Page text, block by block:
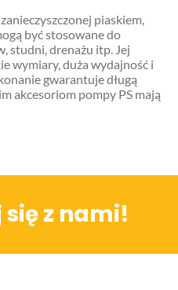
piaskiem,
być stosowane do
studni, drenażu itp. Jej
wymiary, duża wydajność i
gwarantuje długą
akcesoriom pompy PS mają
z nami!